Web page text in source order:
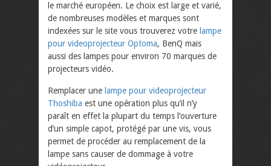
le marché européen. Le choix est large et varié,
de nombreuses modèles et marques sont
indexées sur le site vous trouverez votre lampe
pour videoprojecteur Optoma, BenQ mais
aussi des lampes pour environ 70 marques de
projecteurs vidéo.
Remplacer une lampe pour videoprojecteur
Thoshiba est une opération plus qu’il n’y
paraît en effet la plupart du temps l’ouverture
d’un simple capot, protégé par une vis, vous
permet de procéder au remplacement de la
lampe sans causer de dommage à votre